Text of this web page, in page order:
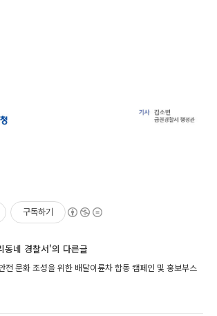
구독하기
동네 경찰서'의 다른글
전 문화 조성을 위한 배달이륜차 합동 캠페인 및 홍보부스